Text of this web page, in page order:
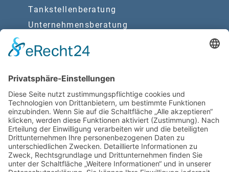
Tankstellenberatung
Unternehmensberatung
Synergien
Rechtsberatung
Wirtschaftsprüfung